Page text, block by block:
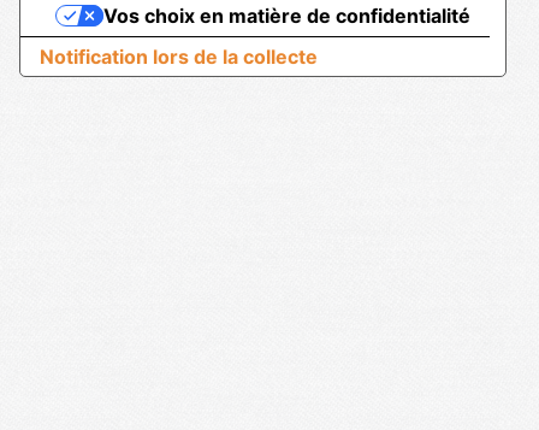
Notification lors de la collecte
Vos choix en matière de confidentialité